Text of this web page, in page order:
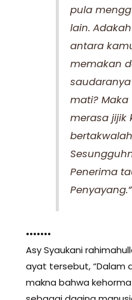
pula
lain.
antara
memakan
mati?
merasa jijik
Penerima
Penyayang.”
•••••••
Asy Syaukani
ayat tersebut, “Dalam
makna bahwa